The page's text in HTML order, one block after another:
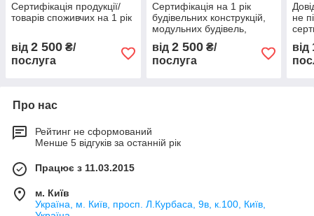
Сертифікація продукції/
товарів споживчих на 1 рік
від 2 500 ₴/
послуга
Сертифікація на 1 рік
будівельних конструкцій,
модульних будівель,
виробів, матеріалів,
продукції
від 2 500₴/
послуга
не
від
Про нас
Рейтинг не сформований
Менше 5 відгуків за останній рік
Працює з 11.03.2015
м. Київ
Україна, м. Київ, просп. Л.Курбаса, 9в, к.100, Київ,